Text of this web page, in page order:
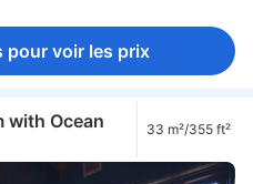
pour voir les prix
with Ocean
33 m²/355 ft²